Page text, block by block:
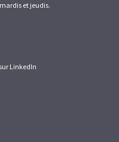
et jeudis.
LinkedIn